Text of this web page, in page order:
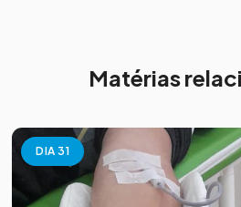
Matérias
DIA 31